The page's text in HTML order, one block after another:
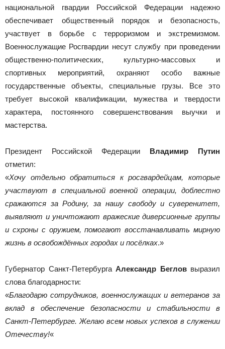
национальной гвардии Российской Федерации надежно
обеспечивает общественный порядок и безопасность,
участвует в борьбе с терроризмом и экстремизмом.
Военнослужащие Росгвардии несут службу при проведении
общественно-политических, культурно-массовых и
спортивных мероприятий, охраняют особо важные
государственные объекты, специальные грузы. Все это
требует высокой квалификации, мужества и твердости
характера, постоянного совершенствования выучки и
мастерства.
Президент Российской Федерации Владимир Путин
отметил:
«Хочу отдельно обратиться к росгвардейцам, которые
участвуют в специальной военной операции, доблестно
сражаются за Родину, за нашу свободу и суверенитет,
выявляют и уничтожают вражеские диверсионные группы
и схроны с оружием, помогают восстанавливать мирную
жизнь в освобождённых городах и посёлках.»
Губернатор Санкт-ПетербургаАлександр Бегловвыразил
слова благодарности:
«Благодарю сотрудников, военнослужащих и ветеранов за
вклад в обеспечение безопасности и стабильности в
Санкт-Петербурге. Желаю всем новых успехов в служении
Отечеству!«